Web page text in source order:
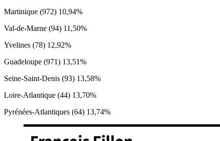
Martinique (972) 10,94%
Val-de-Marne (94) 11,50%
Yvelines (78) 12,92%
Guadeloupe (971) 13,51%
Seine-Saint-Denis (93) 13,58%
Loire-Atlantique (44) 13,70%
Pyrénées-Atlantiques (64) 13,74%